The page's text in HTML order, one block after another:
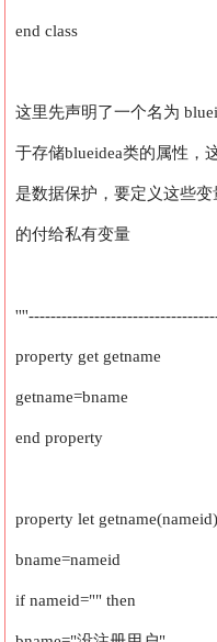
end class
这里先声明了一个名为
于存储blueidea类的属性，
是数据保护，要定义这些
的付给私有变量
property get getname
getname=bname
end property
property let getname(nameid)
bname=nameid
if nameid="" then